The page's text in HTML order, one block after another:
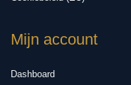
Mijn account
Dashboard